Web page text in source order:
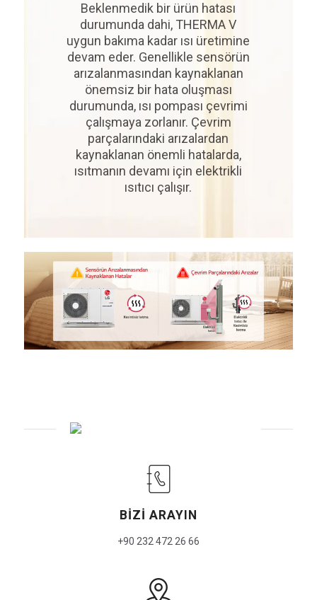
Beklenmedik bir ürün hatası
durumunda dahi, THERMA V
uygun bakıma kadar ısı üretimine
devam eder. Genellikle sensörün
arızalanmasından kaynaklanan
önemsiz bir hata oluşması
durumunda, ısı pompası çevrimi
çalışmaya zorlanır. Çevrim
parçalarındaki arızalardan
kaynaklanan önemli hatalarda,
ısıtmanın devamı için elektrikli
ısıtıcı çalışır.
BIZI ARAYIN
+90 232 472 26 66